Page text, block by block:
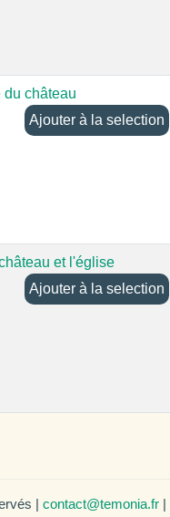
du château
Ajouter à la selection
et l'église
Ajouter à la selection
| contact@temonia.fr |